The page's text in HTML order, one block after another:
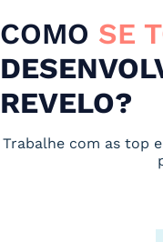
COMO SE
REVELO?
Trabalhe com as top